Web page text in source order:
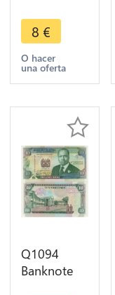
Shillings
Mzee Jomo
Kenyatta
1978 AU ->
8 €
O hacer
una oferta
Q1094
Banknote